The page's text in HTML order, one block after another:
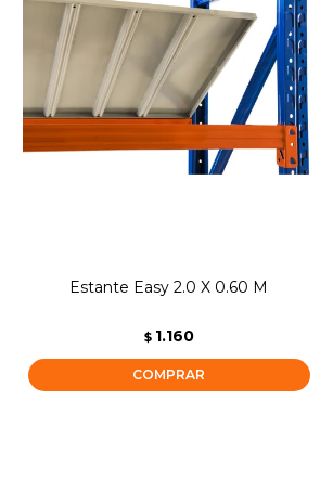
Estante Easy 2.0 X 0.60 M
$ 1.160